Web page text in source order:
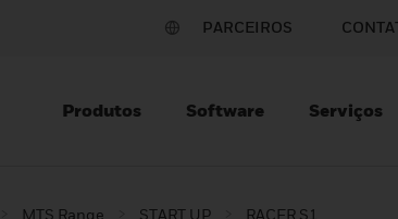
PARCEIROS
Produtos Software Serviços
MTS Range START UP RACER S1